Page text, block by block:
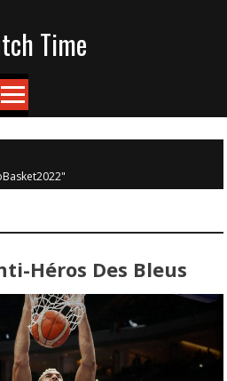
Time
Héros Des Bleus